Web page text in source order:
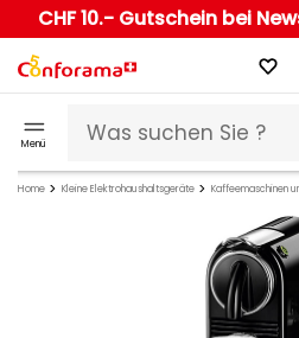
CHF 10.- Gutschein bei
Menü
Home Kleine Elektrohaushaltsgeräte Kaffeemaschinen